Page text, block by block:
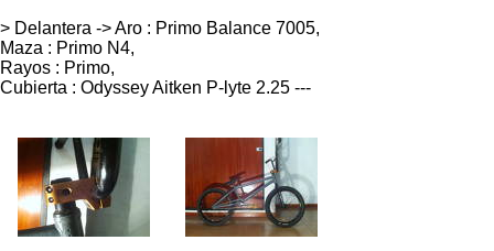
> Delantera -> Aro : Primo Balance 7005,
Maza : Primo N4,
Rayos : Primo,
Cubierta : Odyssey Aitken P-lyte 2.25 ---